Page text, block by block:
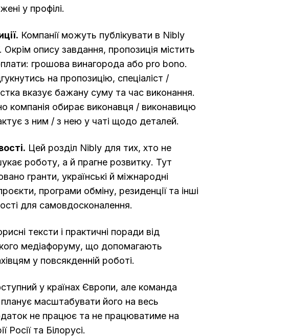
у профілі.
Компанії можуть публікувати в Nibly
Окрім опису завдання, пропозиція містить
грошова винагорода або pro bono.
на пропозицію, спеціаліст /
вказує бажану суму та час виконання.
компанія обирає виконавця / виконавицю
з ним / з нею у чаті щодо деталей.
Цей розділ Nibly для тих, хто не
роботу, а й прагне розвитку. Тут
гранти, українські й міжнародні
програми обміну, резиденції та інші
для самовдосконалення.
тексти і практичні поради від
медіафоруму, що допомагають
у повсякденній роботі.
у країнах Європи, але команда
планує масштабувати його на весь
не працює та не працюватиме на
Росії та Білорусі.